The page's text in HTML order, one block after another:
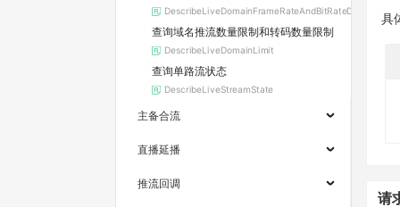
DescribeLiveDomainFrameRateAndBitRateData
查询域名推流数量限制和转码数量限制
DescribeLiveDomainLimit
查询单路流状态
DescribeLiveStreamState
主备合流
直播延播
推流回调
具
请